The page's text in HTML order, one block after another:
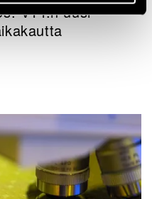
VTT:n uusi